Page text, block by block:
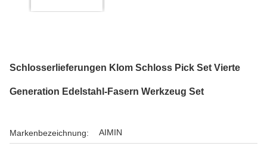
Schlosserlieferungen Klom Schloss Pick Set Vierte
Generation Edelstahl-Fasern Werkzeug Set
Markenbezeichnung: AIMIN